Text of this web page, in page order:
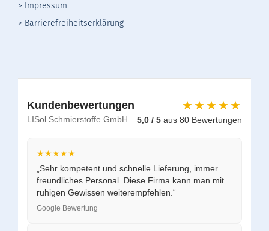
> Impressum
> Barrierefreiheitserklärung
Kundenbewertungen
LISol Schmierstoffe GmbH
★★★★★
5,0 / 5 aus 80 Bewertungen
★★★★★
„Sehr kompetent und schnelle Lieferung, immer
freundliches Personal. Diese Firma kann man mit
ruhigen Gewissen weiterempfehlen.“
Google Bewertung